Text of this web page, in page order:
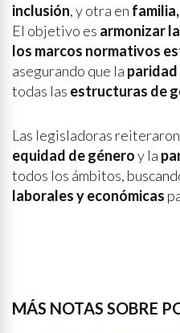
inclusión, y otra en
El objetivo es armonizar
los marcos normativos
asegurando que la
todas las estructuras de
Las legisladoras
equidad de géneroy la
todos los ámbitos,
laborales y económicas
MÁS NOTAS SOBRE